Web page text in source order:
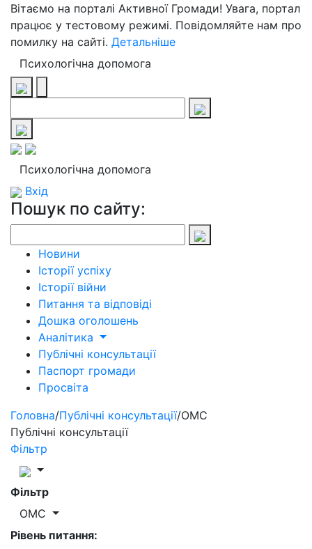
Вітаємо на порталі Активної Громади! Увага, портал
працює у тестовому режимі. Повідомляйте нам про
помилку на сайті. Детальніше
Психологічна допомога
Психологічна допомога
Вхід
Пошук по сайту:
Новини
Історії успіху
Історії війни
Питання та відповіді
Дошка оголошень
Аналітика
Публічні консультації
Паспорт громади
Просвіта
Головна/Публічні консультації/ОМС
Публічні консультації
Фільтр
Фільтр
ОМС
Рівень питання: